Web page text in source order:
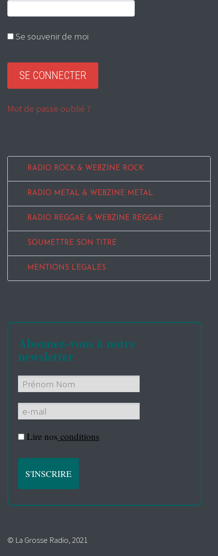
Se souvenir de moi
Mot de passe oublié ?
RADIO ROCK & WEBZINE ROCK
RADIO METAL & WEBZINE METAL
RADIO REGGAE & WEBZINE REGGAE
SOUMETTRE SON TITRE
MENTIONS LEGALES
Abonnez-vous à notre
newsletter
Lire nos conditions
© La Grosse Radio, 2021